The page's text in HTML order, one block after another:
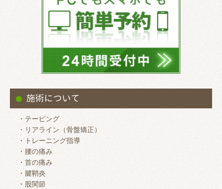
施術について
・テーピング
・リアライン（骨盤矯正）
・トレーニング指導
・腰の痛み
・首の痛み
・腱鞘炎
・股関節